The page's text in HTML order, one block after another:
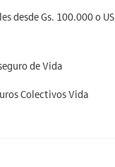
desde Gs. 100.000 o
de Vida
Colectivos Vida